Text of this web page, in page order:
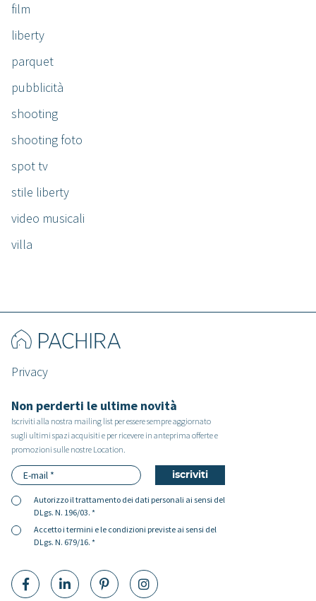
film
liberty
parquet
pubblicità
shooting
shooting foto
spot tv
stile liberty
video musicali
villa
Privacy
Non perderti le ultime novità
Iscriviti alla nostra mailing list per essere sempre aggiornato
sugli ultimi spazi acquisiti e per ricevere in anteprima offerte e
promozioni sulle nostre Location.
Autorizzo iltrattamento dei dati personali ai sensi del
DLgs. N. 196/03. *
Accetto i termini e le condizioni previste ai sensi del
DLgs. N. 679/16. *